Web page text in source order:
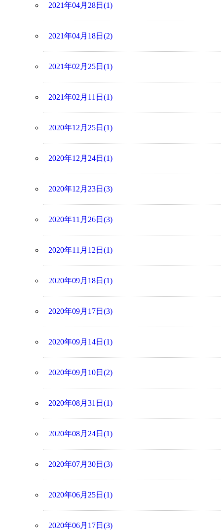
2021年04月28日(1)
2021年04月18日(2)
2021年02月25日(1)
2021年02月11日(1)
2020年12月25日(1)
2020年12月24日(1)
2020年12月23日(3)
2020年11月26日(3)
2020年11月12日(1)
2020年09月18日(1)
2020年09月17日(3)
2020年09月14日(1)
2020年09月10日(2)
2020年08月31日(1)
2020年08月24日(1)
2020年07月30日(3)
2020年06月25日(1)
2020年06月17日(3)